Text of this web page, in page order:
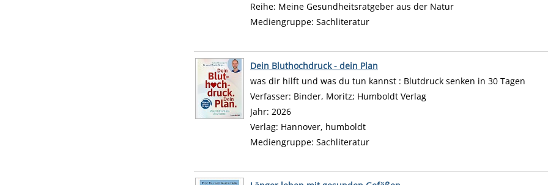
Reihe: Meine Gesundheitsratgeber aus der Natur
Mediengruppe: Sachliteratur
Dein Bluthochdruck - dein Plan
was dir hilft und was du tun kannst : Blutdruck senken in 30 Tagen
Verfasser: Binder, Moritz; Humboldt Verlag
Jahr: 2026
Verlag: Hannover, humboldt
Mediengruppe: Sachliteratur